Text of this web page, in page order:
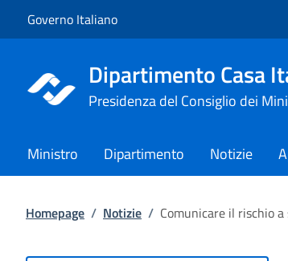
Governo Italiano
Dipartimento Casa
Presidenza del Consiglio dei
Ministro Dipartimento Notizie
Homepage / Notizie / Comunicare il rischio